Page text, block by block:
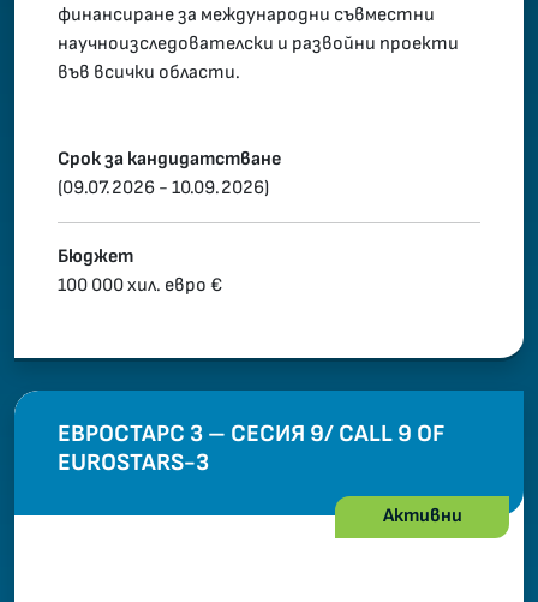
финансиране за международни съвместни
научноизследователски и развойни проекти
във всички области.
Срок за кандидатстване
(09.07.2026 - 10.09.2026)
Бюджет
100 000 хил. евро €
ЕВРОСТАРС 3 – СЕСИЯ 9/ CALL 9 OF
EUROSTARS-3
Активни